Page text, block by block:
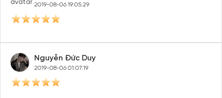
2019-08-06 19:05:29
Nguyễn Đức Duy
2019-08-06 01:07:19